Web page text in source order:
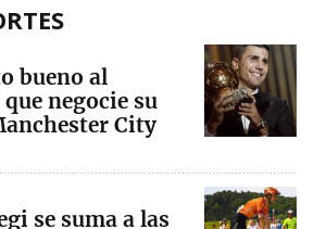
bueno al
negocie su
City
se suma a las